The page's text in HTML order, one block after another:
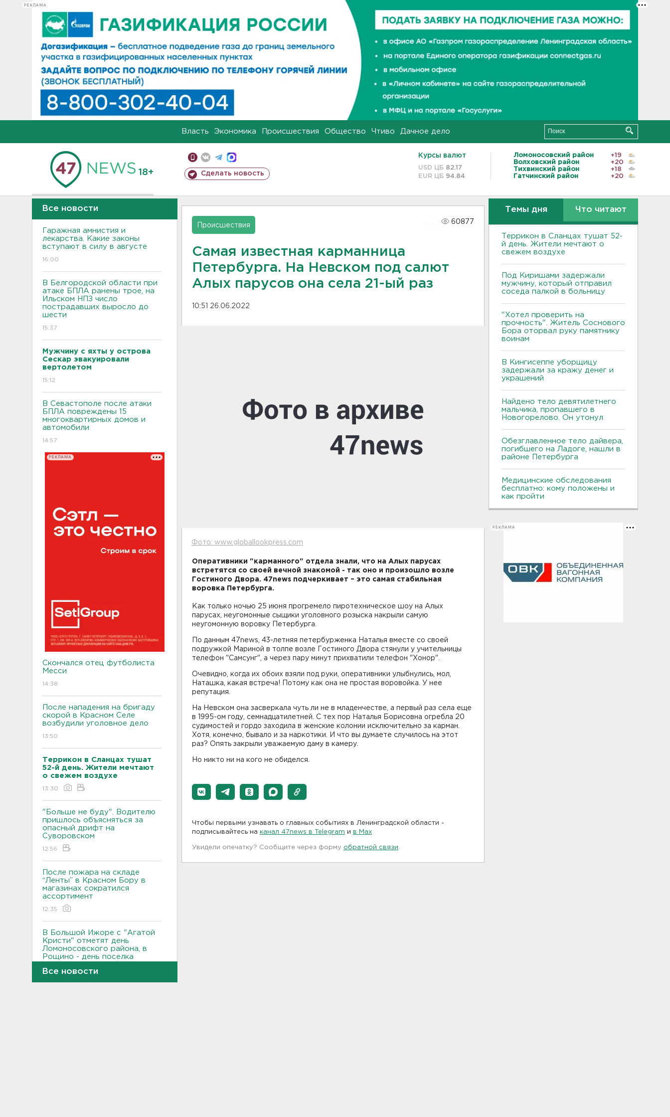
РЕКЛАМА
Власть Экономика Происшествия Общество Чтиво Дачное дело
18+ Сделать новость
Курсы валют
USD ЦБ 82.17
EUR ЦБ 94.84
Ломоносовский район
+19
Волховский район
+20
Тихвинский район
+18
Гатчинский район
+20
Все новости
Гаражная амнистия и
лекарства. Какие законы
вступают в силу в августе
16:00
В Белгородской области при
атаке БПЛА ранены трое, на
Ильском НПЗ число
пострадавших выросло до
шести
15:37
Мужчину с яхты у острова
Сескар эвакуировали
вертолетом
15:12
В Севастополе после атаки
БПЛА повреждены 15
многоквартирных домов и
автомобили
14:57
РЕКЛАМА
Скончался отец футболиста
Месси
14:38
После нападения на бригаду
скорой в Красном Селе
возбудили уголовное дело
13:50
Террикон в Сланцах тушат
52-й день. Жители мечтают
о свежем воздухе
13:30
"Больше не буду". Водителю
пришлось объясняться за
опасный дрифт на
Суворовском
12:56
После пожара на складе
“Ленты” в Красном Бору в
магазинах сократился
ассортимент
12:35
В Большой Ижоре с "Агатой
Кристи" отметят день
Ломоносовского района, в
Рощино - день поселка
12:05
Все новости
Происшествия
60877
Самая известная карманница
Петербурга. На Невском под салют
Алых парусов она села 21-ый раз
10:51 26.06.2022
Фото: www.globallookpress.com
Оперативники "карманного" отдела знали, что на Алых парусах
встретятся со своей вечной знакомой - так оно и произошло возле
Гостиного Двора. 47news подчеркивает – это самая стабильная
воровка Петербурга.
Как только ночью 25 июня прогремело пиротехническое шоу на Алых
парусах, неугомонные сыщики уголовного розыска накрыли самую
неугомонную воровку Петербурга.
По данным 47news, 43-летняя петербурженка Наталья вместе со своей
подружкой Мариной в толпе возле Гостиного Двора стянули у учительницы
телефон "Самсунг", а через пару минут прихватили телефон "Хонор".
Очевидно, когда их обоих взяли под руки, оперативники улыбнулись, мол,
Наташка, какая встреча! Потому как она не простая воровойка. У нее
репутация.
На Невском она засверкала чуть ли не в младенчестве, а первый раз села еще
в 1995-ом году, семнадцатилетней. С тех пор Наталья Борисовна огребла 20
судимостей и гордо заходила в женские колонии исключительно за карман.
Хотя, конечно, бывало и за наркотики. И что вы думаете случилось на этот
раз? Опять закрыли уважаемую даму в камеру.
Но никто ни на кого не обиделся.
Чтобы первыми узнавать о главных событиях в Ленинградской области -
подписывайтесь на канал 47news в Telegram и в Maх
Увидели опечатку? Сообщите через форму обратной связи
Темы дня Что читают
Террикон в Сланцах тушат 52-
й день. Жители мечтают о
свежем воздухе
Под Киришами задержали
мужчину, который отправил
соседа палкой в больницу
"Хотел проверить на
прочность". Житель Соснового
Бора оторвал руку памятнику
воинам
В Кингисеппе уборщицу
задержали за кражу денег и
украшений
Найдено тело девятилетнего
мальчика, пропавшего в
Новогорелово. Он утонул
Обезглавленное тело дайвера,
погибшего на Ладоге, нашли в
районе Петербурга
Медицинские обследования
бесплатно: кому положены и
как пройти
РЕКЛАМА